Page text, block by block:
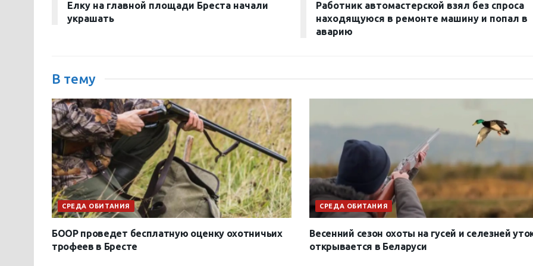
Елку на главной площади Бреста начали
украшать
Работник автомастерской взял без спроса
находящуюся в ремонте машину и попал в
аварию
В тему
СРЕДА ОБИТАНИЯ
БООР проведет бесплатную оценку охотничьих
трофеев в Бресте
СРЕДА ОБИТАНИЯ
Весенний сезон охоты на гусей и селезней
открывается в Беларуси